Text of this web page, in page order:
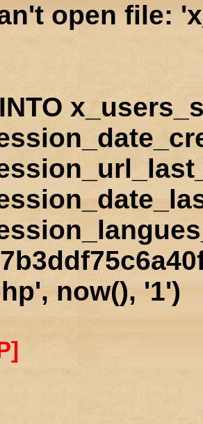
open file:
now(), '1')